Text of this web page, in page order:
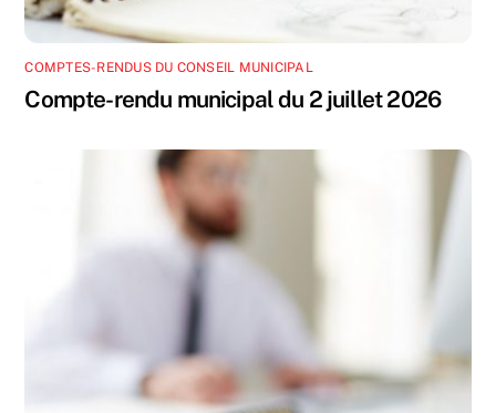
COMPTES-RENDUS DU CONSEIL MUNICIPAL
Compte-rendu municipal du 2 juillet 2026